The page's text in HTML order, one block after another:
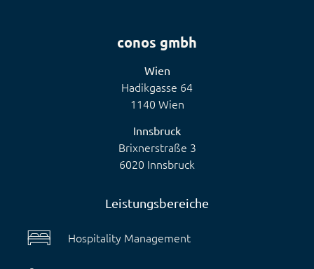
conos gmbh
Wien
Hadikgasse 64
1140 Wien
Innsbruck
Brixnerstraße 3
6020 Innsbruck
Leistungsbereiche
Hospitality Management